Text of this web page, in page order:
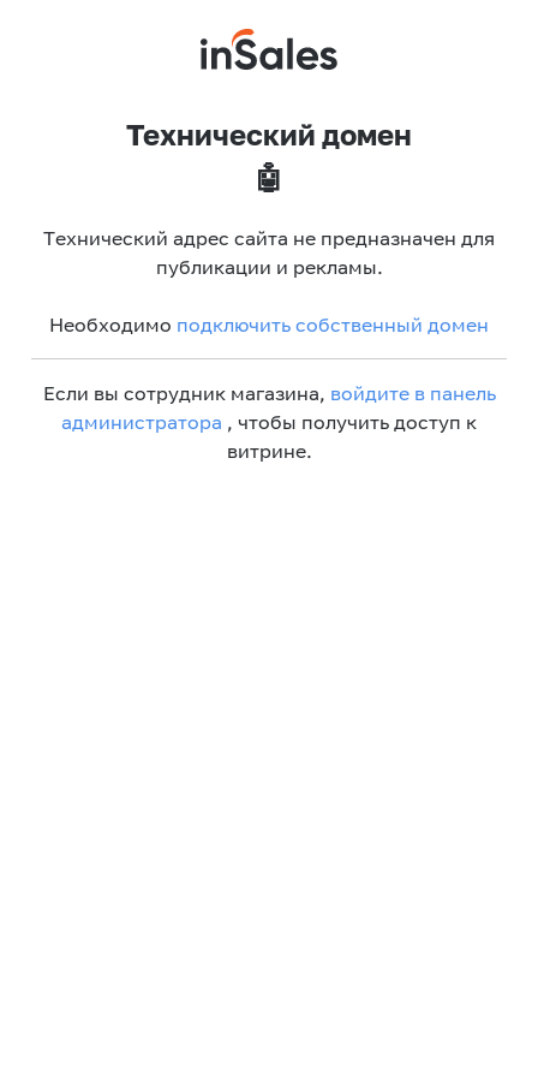
Технический домен
🤖
Технический адрес сайта не предназначен для
публикации и рекламы.
Необходимо подключить собственный домен
Если вы сотрудник магазина, войдите в панель
администратора , чтобы получить доступ к
витрине.